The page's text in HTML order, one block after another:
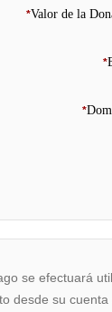
*Valor de la
*
*
se efectuará
desde su